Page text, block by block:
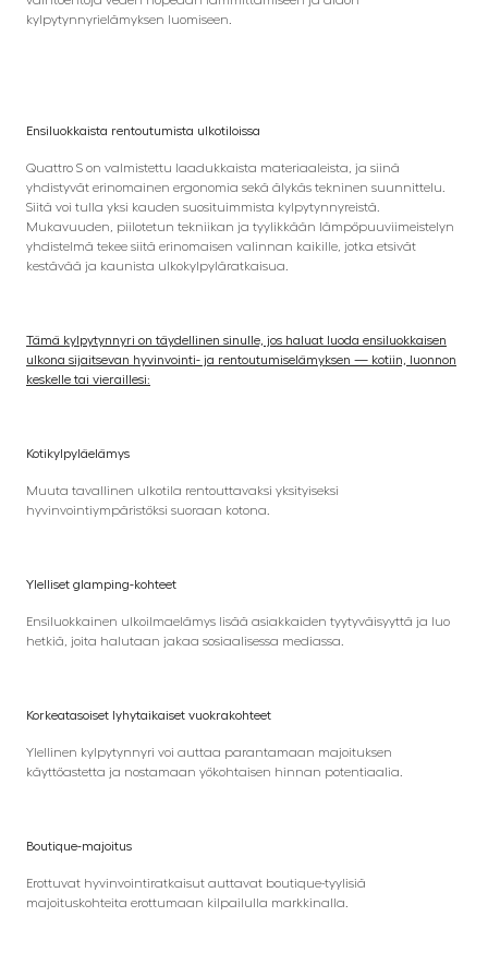
kylpytynnyrielämyksen luomiseen.
Ensiluokkaista rentoutumista ulkotiloissa
Quattro S on valmistettu laadukkaista materiaaleista, ja siinä
yhdistyvät erinomainen ergonomia sekä älykäs tekninen suunnittelu.
Siitä voi tulla yksi kauden suosituimmista kylpytynnyreistä.
Mukavuuden, piilotetun tekniikan ja tyylikkään lämpöpuuviimeistelyn
yhdistelmä tekee siitä erinomaisen valinnan kaikille, jotka etsivät
kestävää ja kaunista ulkokylpyläratkaisua.
Tämä kylpytynnyri on täydellinen sinulle, jos haluat luoda ensiluokkaisen
ulkona sijaitsevan hyvinvointi- ja rentoutumiselämyksen — kotiin, luonnon
keskelle tai vieraillesi:
Kotikylpyläelämys
Muuta tavallinen ulkotila rentouttavaksi yksityiseksi
hyvinvointiympäristöksi suoraan kotona.
Ylelliset glamping-kohteet
Ensiluokkainen ulkoilmaelämys lisää asiakkaiden tyytyväisyyttä ja luo
hetkiä, joita halutaan jakaa sosiaalisessa mediassa.
Korkeatasoiset lyhytaikaiset vuokrakohteet
Ylellinen kylpytynnyri voi auttaa parantamaan majoituksen
käyttöastetta ja nostamaan yökohtaisen hinnan potentiaalia.
Boutique-majoitus
Erottuvat hyvinvointiratkaisut auttavat boutique-tyylisiä
majoituskohteita erottumaan kilpailulla markkinalla.